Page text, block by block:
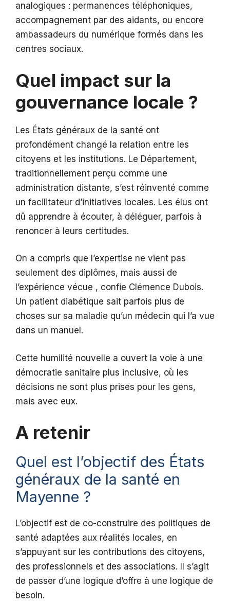
analogiques : permanences téléphoniques,
accompagnement par des aidants, ou encore
ambassadeurs du numérique formés dans les
centres sociaux.
Quel impact sur la
gouvernance locale ?
Les États généraux de la santé ont
profondément changé la relation entre les
citoyens et les institutions. Le Département,
traditionnellement perçu comme une
administration distante, s’est réinventé comme
un facilitateur d’initiatives locales. Les élus ont
dû apprendre à écouter, à déléguer, parfois à
renoncer à leurs certitudes.
On a compris que l’expertise ne vient pas
seulement des diplômes, mais aussi de
l’expérience vécue , confie Clémence Dubois.
Un patient diabétique sait parfois plus de
choses sur sa maladie qu’un médecin qui l’a vue
dans un manuel.
Cette humilité nouvelle a ouvert la voie à une
démocratie sanitaire plus inclusive, où les
décisions ne sont plus prises pour les gens,
mais avec eux.
A retenir
Quel est l’objectif des États
généraux de la santé en
Mayenne ?
L’objectif est de co-construire des politiques de
santé adaptées aux réalités locales, en
s’appuyant sur les contributions des citoyens,
des professionnels et des associations. Il s’agit
de passer d’une logique d’offre à une logique de
besoin.